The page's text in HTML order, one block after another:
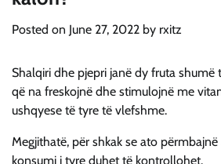
Posted on June 27, 2022 by rxitz
Shalqiri dhe pjepri janë dy fruta shumë
që na freskojnë dhe stimulojnë me
ushqyese të tyre të vlefshme.
Megjithatë, për shkak se ato
konsumi i tyre duhet të kontrollohet.